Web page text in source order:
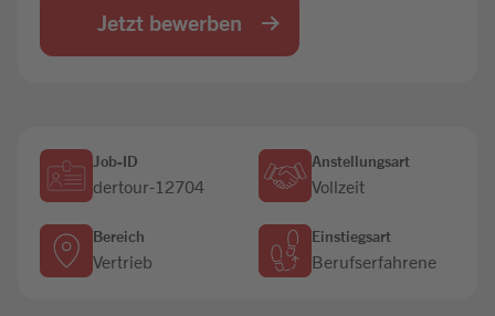
Jetzt bewerben
Job-ID
dertour-12704
Anstellungsart
Vollzeit
Bereich
Vertrieb
Einstiegsart
Berufserfahrene